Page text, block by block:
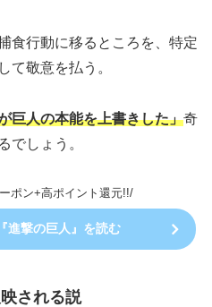
食行動に移るところを、特定
て敬意を払う。
巨人の本能を上書きした」奇
でしょう。
ポン+高ポイント還元!!/
進撃の巨人』を読む
される説